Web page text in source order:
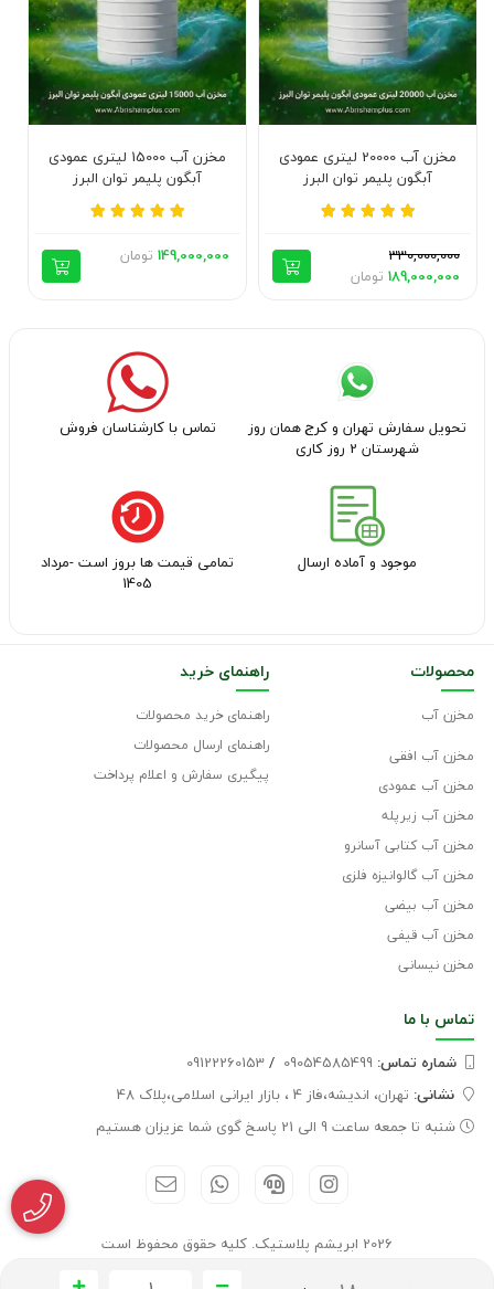
مخزن آب 20000 لیتری عمودی
آبگون پلیمر توان البرز
330,000,000
189,000,000 تومان
مخزن آب 15000 لیتری عمودی
آبگون پلیمر توان البرز
149,000,000 تومان
تحویل سفارش تهران و کرج همان روز
شهرستان 2 روز کاری
تماس با کارشناسان فروش
موجود و آماده ارسال
تمامی قیمت ها بروز است -مرداد
1405
محصولات
مخزن آب
مخزن آب افقی
مخزن آب عمودی
مخزن آب زیرپله
مخزن آب کتابی آسانرو
مخزن آب گالوانیزه فلزی
مخزن آب بیضی
مخزن آب قیفی
مخزن نیسانی
راهنمای خرید
راهنمای خرید محصولات
راهنمای ارسال محصولات
پیگیری سفارش و اعلام پرداخت
تماس با ما
شماره تماس‌: /
09122260153
نشانی: تهران، اندیشه،فاز 4 ، بازار ایرانی اسلامی،پلاک 48
شنبه تا جمعه ساعت 9 الی 21 پاسخ گوی شما عزیزان هستیم
2026 ابریشم پلاستیک. کلیه حقوق محفوظ است